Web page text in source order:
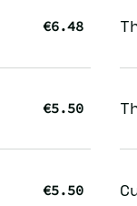
€6.48
€5.50
€5.50